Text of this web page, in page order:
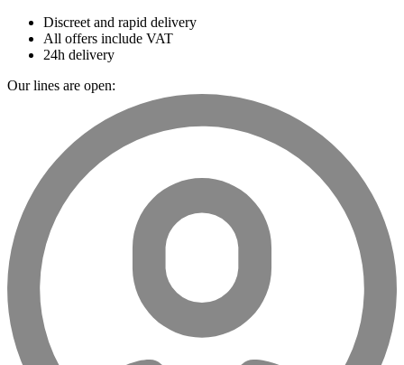
Discreet and rapid delivery
All offers include VAT
24h delivery
Our lines are open: